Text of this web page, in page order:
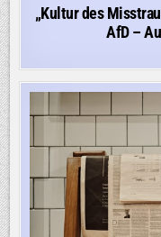
„Kultur des
AfD –